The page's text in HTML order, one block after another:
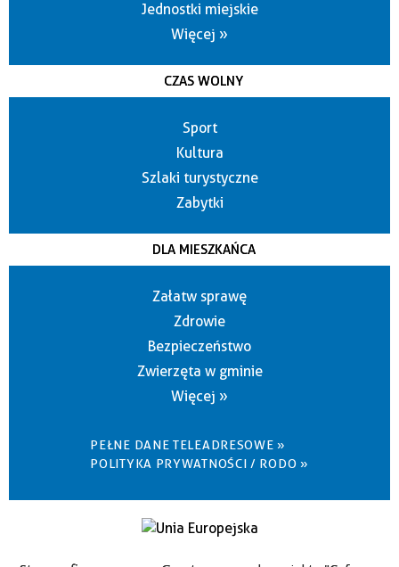
Jednostki miejskie
Więcej »
CZAS WOLNY
Sport
Kultura
Szlaki turystyczne
Zabytki
DLA MIESZKAŃCA
Załatw sprawę
Zdrowie
Bezpieczeństwo
Zwierzęta w gminie
Więcej »
PEŁNE DANE TELEADRESOWE »
POLITYKA PRYWATNOŚCI / RODO »